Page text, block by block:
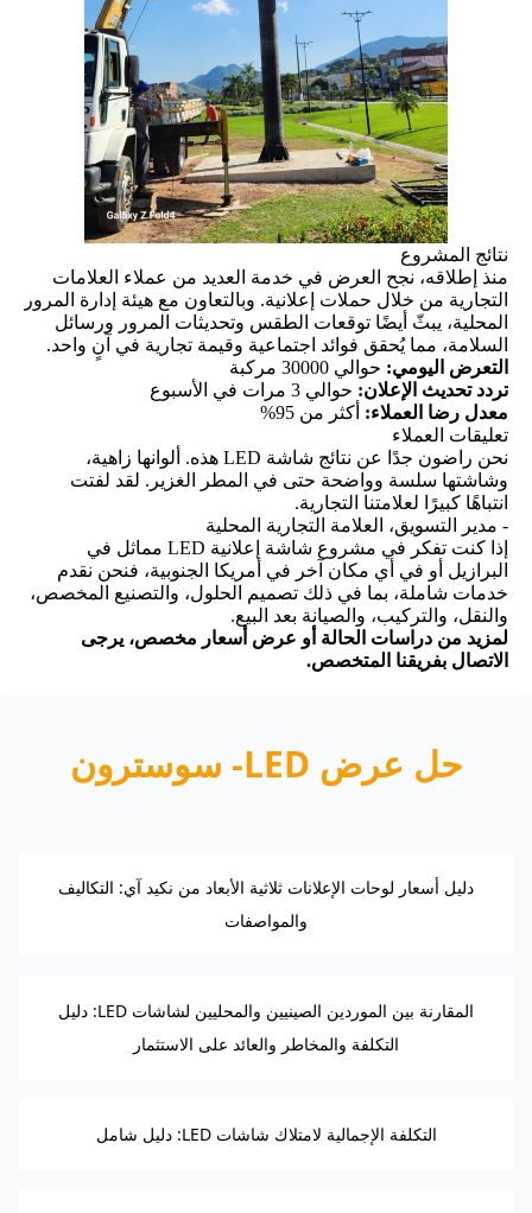
نتائج المشروع
منذ إطلاقه، نجح العرض في خدمة العديد من عملاء العلامات
التجارية من خلال حملات إعلانية. وبالتعاون مع هيئة إدارة المرور
المحلية، يبثّ أيضًا توقعات الطقس وتحديثات المرور ورسائل
السلامة، مما يُحقق فوائد اجتماعية وقيمة تجارية في آنٍ واحد.
التعرض اليومي: حوالي 30000 مركبة
تردد تحديث الإعلان: حوالي 3 مرات في الأسبوع
معدل رضا العملاء: أكثر من 95%
تعليقات العملاء
نحن راضون جدًا عن نتائج شاشة LED هذه. ألوانها زاهية،
وشاشتها سلسة وواضحة حتى في المطر الغزير. لقد لفتت
انتباهًا كبيرًا لعلامتنا التجارية.
- مدير التسويق، العلامة التجارية المحلية
إذا كنت تفكر في مشروع شاشة إعلانية LED مماثل في
البرازيل أو في أي مكان آخر في أمريكا الجنوبية، فنحن نقدم
خدمات شاملة، بما في ذلك تصميم الحلول، والتصنيع المخصص،
والنقل، والتركيب، والصيانة بعد البيع.
لمزيد من دراسات الحالة أو عرض أسعار مخصص، يرجى
الاتصال بفريقنا المتخصص.
حل عرض LED- سوسترون
دليل أسعار لوحات الإعلانات ثلاثية الأبعاد من نكيد آي: التكاليف
والمواصفات
المقارنة بين الموردين الصينيين والمحليين لشاشات LED: دليل
التكلفة والمخاطر والعائد على الاستثمار
التكلفة الإجمالية لامتلاك شاشات LED: دليل شامل